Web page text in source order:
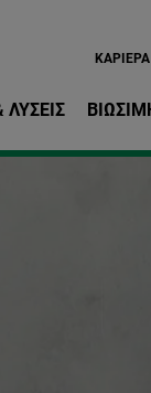
ΚΑΡΙΈΡΑ